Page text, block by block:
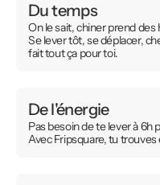
Du temps
On le sait, chiner prend des
Se lever tôt, se déplacer,
fait tout ça pour toi.
De l'énergie
Pas besoin de te lever à 6h
Avec Fripsquare, tu